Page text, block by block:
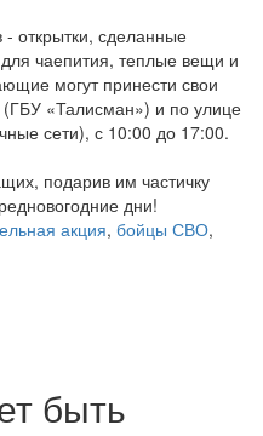
открытки, сделанные
чаепития, теплые вещи и
могут принести свои
«Талисман») и по улице
сети), с 10:00 до 17:00.
подарив им частичку
дни!
акция, бойцы СВО,
быть